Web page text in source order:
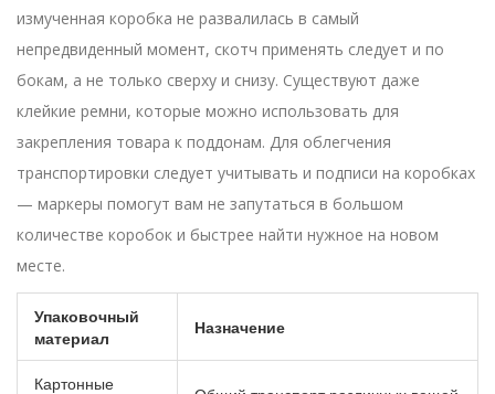
измученная коробка не развалилась в самый
непредвиденный момент, скотч применять следует и по
бокам, а не только сверху и снизу. Существуют даже
клейкие ремни, которые можно использовать для
закрепления товара к поддонам. Для облегчения
транспортировки следует учитывать и подписи на коробках
— маркеры помогут вам не запутаться в большом
количестве коробок и быстрее найти нужное на новом
месте.
Упаковочный
материал
Назначение
Картонные